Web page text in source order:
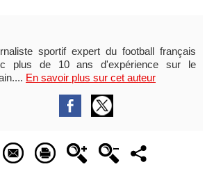
sportif expert du football français
plus de 10 ans d'expérience sur le
En savoir plus sur cet auteur